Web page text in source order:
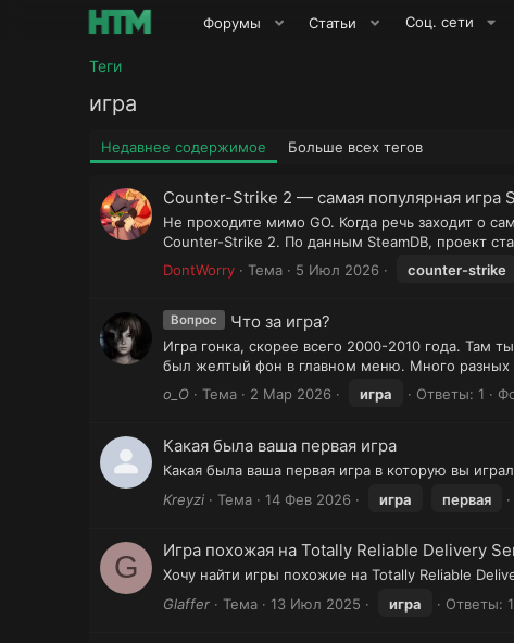
Форумы Статьи Соц. сети
Теги
игра
Недавнее содержимое Больше всех тегов
Counter-Strike 2 — самая популярная игра
Не проходите мимо GO. Когда речь заходит о
Counter-Strike 2. По данным SteamDB, проект
DontWorry
Тема 5 Июл 2026 counter-strike
Вопрос Что за игра?
Игра гонка, скорее всего 2000-2010 года. Там
был желтый фон в главном меню. Много разных
о_O
Тема 2 Мар 2026 игра Ответы: 1
Какая была ваша первая игра
Какая была ваша первая игра в которую вы
Kreyzi
Тема 14 Фев 2026 игра первая
G Игра похожая на Totally Reliable Delivery
Хочу найти игры похожие на Totally Reliable
Glaffer
Тема 13 Июл 2025 игра Ответы: 1